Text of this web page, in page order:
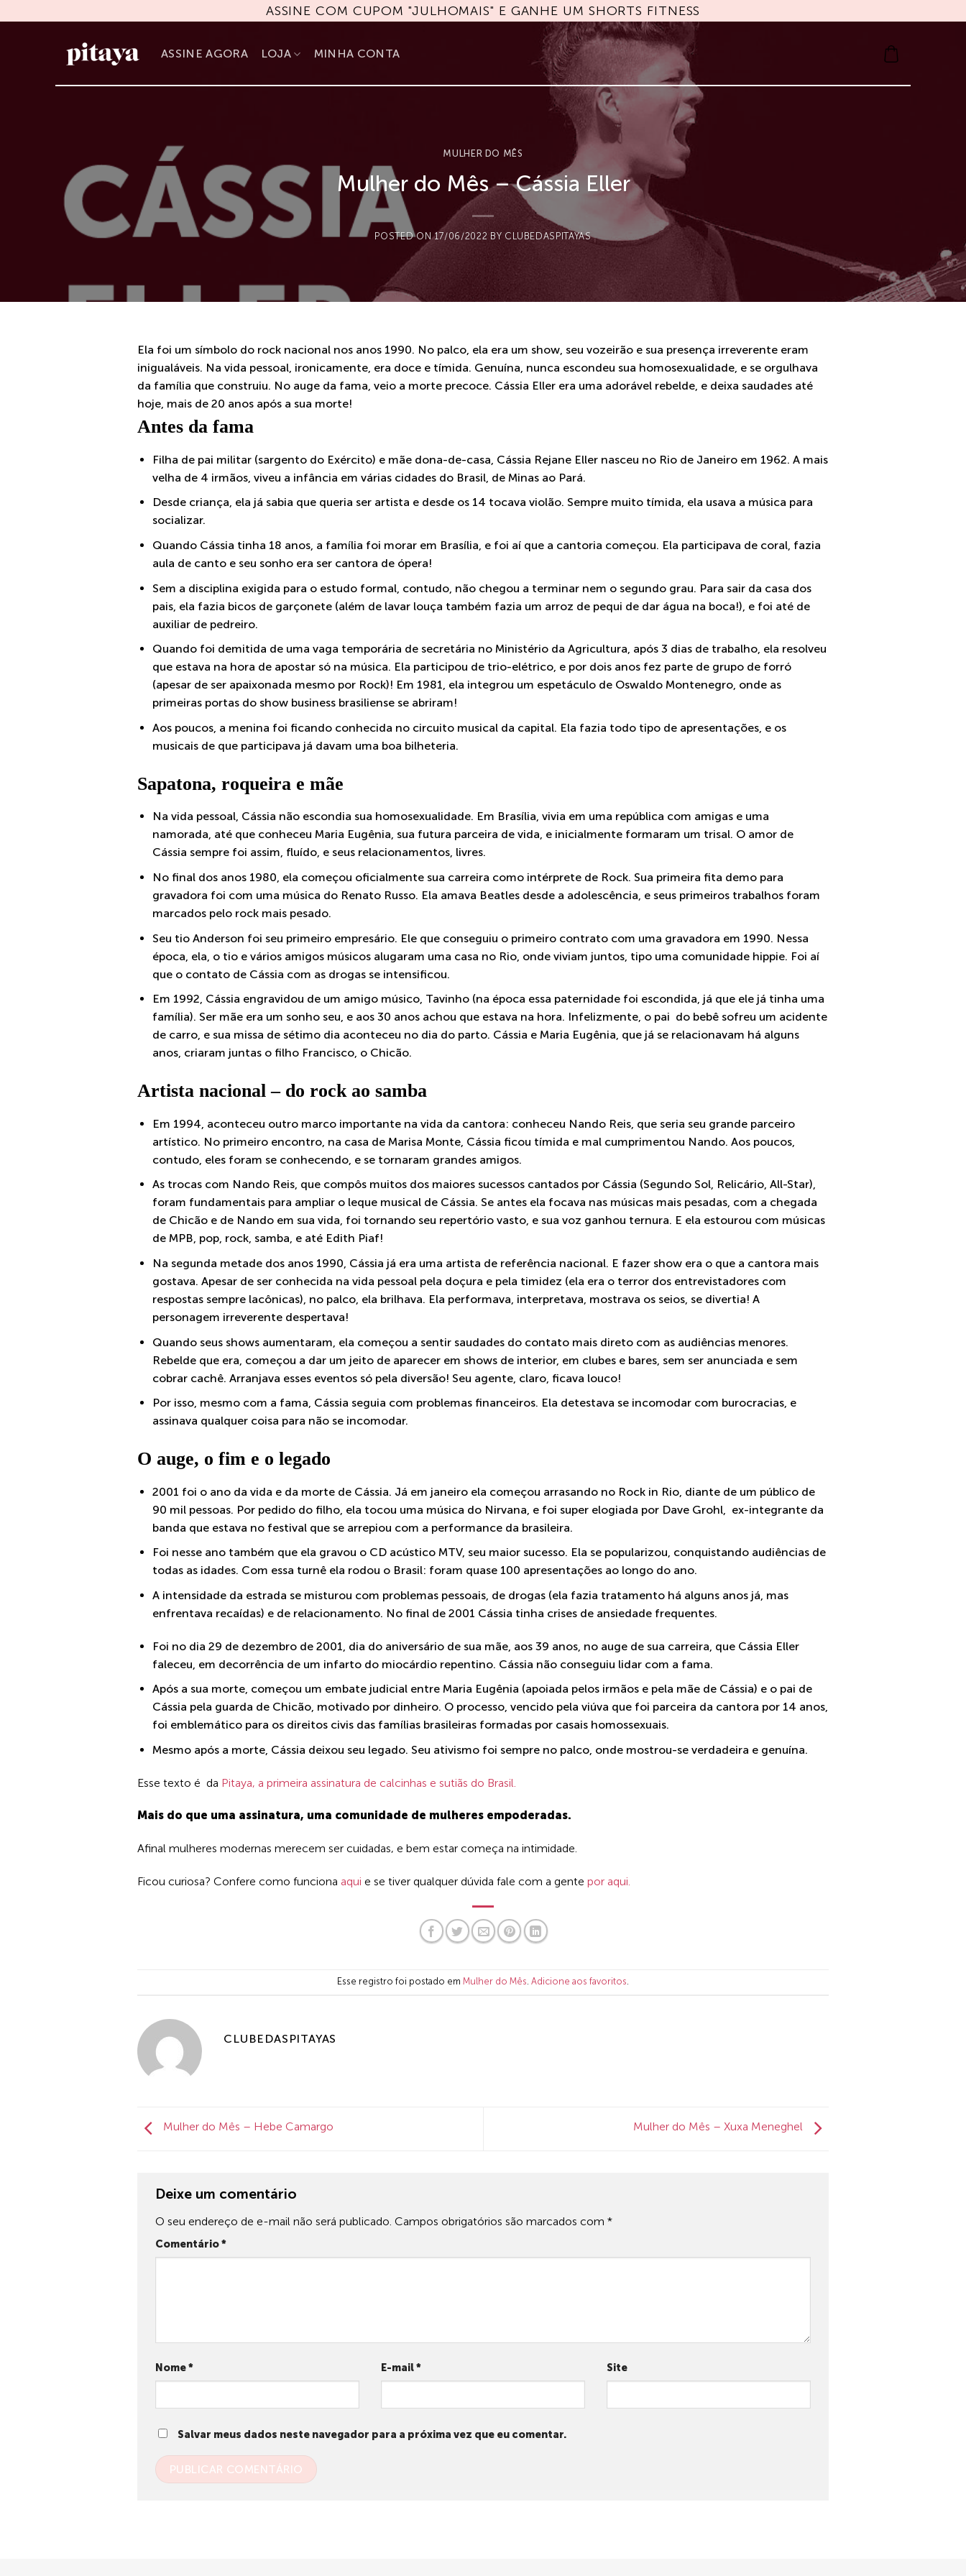
to
ASSINE COM CUPOM "JULHOMAIS" E GANHE UM SHORTS FITNESS
ASSINE AGORA LOJA MINHA CONTA
MULHER DO MÊS
Mulher do Mês – Cássia Eller
POSTED ON17/06/2022 BY CLUBEDASPITAYAS
Ela foi um símbolo do rock nacional nos anos 1990. No palco, ela era um show, seu vozeirão e sua presença irreverente eram
inigualáveis. Na vida pessoal, ironicamente, era doce e tímida. Genuína, nunca escondeu sua homosexualidade, e se orgulhava
da família que construiu. No auge da fama, veio a morte precoce. Cássia Eller era uma adorável rebelde, e deixa saudades até
hoje, mais de 20 anos após a sua morte!
Antes da fama
Filha de pai militar (sargento do Exército) e mãe dona-de-casa, Cássia Rejane Eller nasceu no Rio de Janeiro em 1962. A mais
velha de 4 irmãos, viveu a infância em várias cidades do Brasil, de Minas ao Pará.
Desde criança, ela já sabia que queria ser artista e desde os 14 tocava violão. Sempre muito tímida, ela usava a música para
socializar.
Quando Cássia tinha 18 anos, a família foi morar em Brasília, e foi aí que a cantoria começou. Ela participava de coral, fazia
aula de canto e seu sonho era ser cantora de ópera!
Sem a disciplina exigida para o estudo formal, contudo, não chegou a terminar nem o segundo grau. Para sair da casa dos
pais, ela fazia bicos de garçonete (além de lavar louça também fazia um arroz de pequi de dar água na boca!), e foi até de
auxiliar de pedreiro.
Quando foi demitida de uma vaga temporária de secretária no Ministério da Agricultura, após 3 dias de trabalho, ela resolveu
que estava na hora de apostar só na música. Ela participou de trio-elétrico, e por dois anos fez parte de grupo de forró
(apesar de ser apaixonada mesmo por Rock)! Em 1981, ela integrou um espetáculo de Oswaldo Montenegro, onde as
primeiras portas do show business brasiliense se abriram!
Aos poucos, a menina foi ficando conhecida no circuito musical da capital. Ela fazia todo tipo de apresentações, e os
musicais de que participava já davam uma boa bilheteria.
Sapatona, roqueira e mãe
Na vida pessoal, Cássia não escondia sua homosexualidade. Em Brasília, vivia em uma república com amigas e uma
namorada, até que conheceu Maria Eugênia, sua futura parceira de vida, e inicialmente formaram um trisal. O amor de
Cássia sempre foi assim, fluído, e seus relacionamentos, livres.
No final dos anos 1980, ela começou oficialmente sua carreira como intérprete de Rock. Sua primeira fita demo para
gravadora foi com uma música do Renato Russo. Ela amava Beatles desde a adolescência, e seus primeiros trabalhos foram
marcados pelo rock mais pesado.
Seu tio Anderson foi seu primeiro empresário. Ele que conseguiu o primeiro contrato com uma gravadora em 1990. Nessa
época, ela, o tio e vários amigos músicos alugaram uma casa no Rio, onde viviam juntos, tipo uma comunidade hippie. Foi aí
que o contato de Cássia com as drogas se intensificou.
Em 1992, Cássia engravidou de um amigo músico, Tavinho (na época essa paternidade foi escondida, já que ele já tinha uma
família). Ser mãe era um sonho seu, e aos 30 anos achou que estava na hora. Infelizmente, o pai do bebê sofreu um acidente
de carro, e sua missa de sétimo dia aconteceu no dia do parto. Cássia e Maria Eugênia, que já se relacionavam há alguns
anos, criaram juntas o filho Francisco, o Chicão.
Artista nacional – do rock ao samba
Em 1994, aconteceu outro marco importante na vida da cantora: conheceu Nando Reis, que seria seu grande parceiro
artístico. No primeiro encontro, na casa de Marisa Monte, Cássia ficou tímida e mal cumprimentou Nando. Aos poucos,
contudo, eles foram se conhecendo, e se tornaram grandes amigos.
As trocas com Nando Reis, que compôs muitos dos maiores sucessos cantados por Cássia (Segundo Sol, Relicário, All-Star),
foram fundamentais para ampliar o leque musical de Cássia. Se antes ela focava nas músicas mais pesadas, com a chegada
de Chicão e de Nando em sua vida, foi tornando seu repertório vasto, e sua voz ganhou ternura. E ela estourou com músicas
de MPB, pop, rock, samba, e até Edith Piaf!
Na segunda metade dos anos 1990, Cássia já era uma artista de referência nacional. E fazer show era o que a cantora mais
gostava. Apesar de ser conhecida na vida pessoal pela doçura e pela timidez (ela era o terror dos entrevistadores com
respostas sempre lacônicas), no palco, ela brilhava. Ela performava, interpretava, mostrava os seios, se divertia! A
personagem irreverente despertava!
Quando seus shows aumentaram, ela começou a sentir saudades do contato mais direto com as audiências menores.
Rebelde que era, começou a dar um jeito de aparecer em shows de interior, em clubes e bares, sem ser anunciada e sem
cobrar cachê. Arranjava esses eventos só pela diversão! Seu agente, claro, ficava louco!
Por isso, mesmo com a fama, Cássia seguia com problemas financeiros. Ela detestava se incomodar com burocracias, e
assinava qualquer coisa para não se incomodar.
O auge, o fim e o legado
2001 foi o ano da vida e da morte de Cássia. Já em janeiro ela começou arrasando no Rock in Rio, diante de um público de
90 mil pessoas. Por pedido do filho, ela tocou uma música do Nirvana, e foi super elogiada por Dave Grohl, ex-integrante da
banda que estava no festival que se arrepiou com a performance da brasileira.
Foi nesse ano também que ela gravou o CD acústico MTV, seu maior sucesso. Ela se popularizou, conquistando audiências de
todas as idades. Com essa turnê ela rodou o Brasil: foram quase 100 apresentações ao longo do ano.
A intensidade da estrada se misturou com problemas pessoais, de drogas (ela fazia tratamento há alguns anos já, mas
enfrentava recaídas) e de relacionamento. No final de 2001 Cássia tinha crises de ansiedade frequentes.
Foi no dia 29 de dezembro de 2001, dia do aniversário de sua mãe, aos 39 anos, no auge de sua carreira, que Cássia Eller
faleceu, em decorrência de um infarto do miocárdio repentino. Cássia não conseguiu lidar com a fama.
Após a sua morte, começou um embate judicial entre Maria Eugênia (apoiada pelos irmãos e pela mãe de Cássia) e o pai de
Cássia pela guarda de Chicão, motivado por dinheiro. O processo, vencido pela viúva que foi parceira da cantora por 14 anos,
foi emblemático para os direitos civis das famílias brasileiras formadas por casais homossexuais.
Mesmo após a morte, Cássia deixou seu legado. Seu ativismo foi sempre no palco, onde mostrou-se verdadeira e genuína.
Esse texto é da Pitaya, a primeira assinatura de calcinhas e sutiãs do Brasil.
Mais do que uma assinatura, uma comunidade de mulheres empoderadas.
Afinal mulheres modernas merecem ser cuidadas, e bem estar começa na intimidade.
Ficou curiosa? Confere como funciona aquie se tiver qualquer dúvida fale com a gentepor aqui.
Esse registro foi postado em Mulher do Mês. Adicione aos favoritos.
CLUBEDASPITAYAS
Mulher do Mês – Hebe Camargo Mulher do Mês – Xuxa Meneghel
Deixe um comentário
O seu endereço de e-mail não será publicado. Campos obrigatórios são marcados com*
Comentário*
Nome* E-mail* Site
Salvar meus dados neste navegador para a próxima vez que eu comentar.